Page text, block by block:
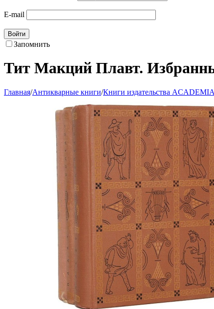
E-mail
Войти
Запомнить
Тит Макций Плавт.
Главная/Антикварные книги/Книги издательства ACADEMIA